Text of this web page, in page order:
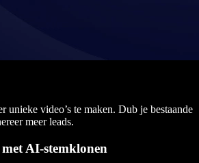
unieke video’s te maken. Dub je bestaande
meer leads.
AI-stemklonen